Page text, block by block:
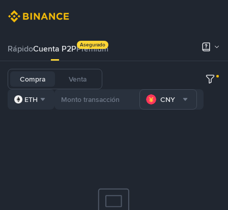
RápidoCuenta P2PPrémium
Asegurado
Compra Venta
ETH CNY